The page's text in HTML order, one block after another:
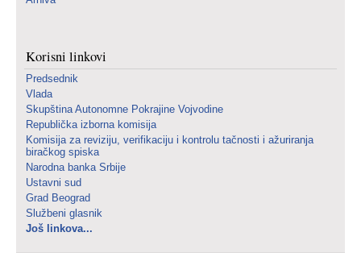
Korisni linkovi
Predsednik
Vlada
Skupština Autonomne Pokrajine Vojvodine
Republička izborna komisija
Komisija za reviziju, verifikaciju i kontrolu tačnosti i ažuriranja
biračkog spiska
Narodna banka Srbije
Ustavni sud
Grad Beograd
Službeni glasnik
Još linkova...